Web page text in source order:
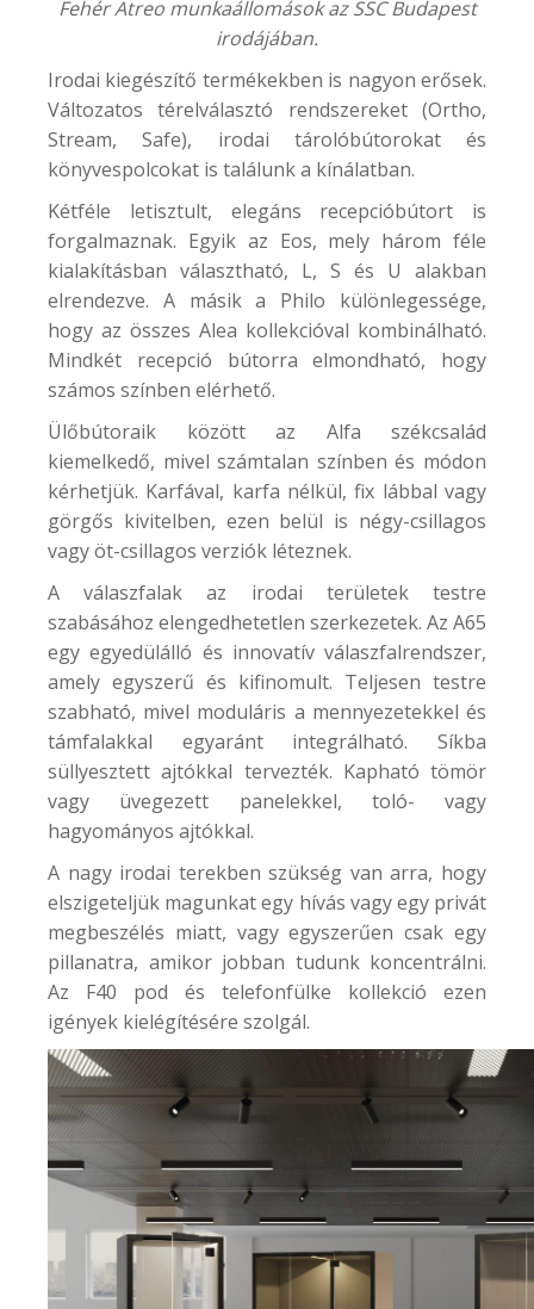
Fehér Atreo munkaállomások az SSC Budapest
irodájában.
Irodai kiegészítő termékekben is nagyon erősek.
Változatos térelválasztó rendszereket (Ortho,
Stream, Safe), irodai tárolóbútorokat és
könyvespolcokat is találunk a kínálatban.
Kétféle letisztult, elegáns recepcióbútort is
forgalmaznak. Egyik az Eos, mely három féle
kialakításban választható, L, S és U alakban
elrendezve. A másik a Philo különlegessége,
hogy az összes Alea kollekcióval kombinálható.
Mindkét recepció bútorra elmondható, hogy
számos színben elérhető.
Ülőbútoraik között az Alfa székcsalád
kiemelkedő, mivel számtalan színben és módon
kérhetjük. Karfával, karfa nélkül, fix lábbal vagy
görgős kivitelben, ezen belül is négy-csillagos
vagy öt-csillagos verziók léteznek.
A válaszfalak az irodai területek testre
szabásához elengedhetetlen szerkezetek. Az A65
egy egyedülálló és innovatív válaszfalrendszer,
amely egyszerű és kifinomult. Teljesen testre
szabható, mivel moduláris a mennyezetekkel és
támfalakkal egyaránt integrálható. Síkba
süllyesztett ajtókkal tervezték. Kapható tömör
vagy üvegezett panelekkel, toló- vagy
hagyományos ajtókkal.
A nagy irodai terekben szükség van arra, hogy
elszigeteljük magunkat egy hívás vagy egy privát
megbeszélés miatt, vagy egyszerűen csak egy
pillanatra, amikor jobban tudunk koncentrálni.
Az F40 pod és telefonfülke kollekció ezen
igények kielégítésére szolgál.